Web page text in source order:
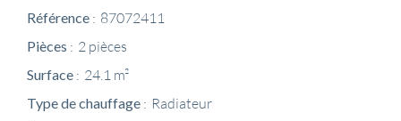
Référence 87072411
Pièces 2 pièces
Surface 24.1 m²
Type de chauffage Radiateur